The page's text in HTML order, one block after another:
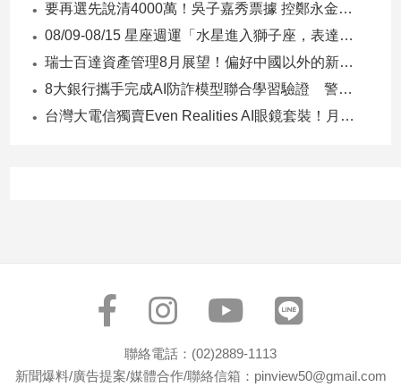
觀
點】
要再選先說清4000萬！吳子嘉秀票據 控鄭永金為鄭朝方2018選縣長籌錢至今未還
08/09-08/15 星座週運「水星進入獅子座，表達力、自信與創意提升」
瑞士百達資產管理8月展望！偏好中國以外的新興市場 看好這些產業
8大銀行攜手完成AI防詐模型聯合學習驗證 警示帳戶準確度提升2倍
台灣大電信獨賣Even Realities AI眼鏡套裝！月付1399元 專案價3990
聯絡電話：(02)2889-1113
新聞爆料/廣告提案/媒體合作/聯絡信箱：pinview50@gmail.com